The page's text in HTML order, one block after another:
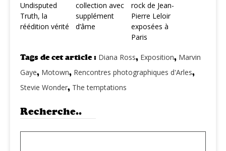
Undisputed
Truth, la
réédition vérité
collection avec
supplément
d’âme
rock de Jean-
Pierre Leloir
exposées à
Paris
Tags de cet article : Diana Ross, Exposition, Marvin
Gaye, Motown, Rencontres photographiques d'Arles,
Stevie Wonder, The temptations
Recherche..